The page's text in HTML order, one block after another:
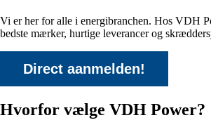
Vi er her for alle i energibranchen. Hos VDH
bedste mærker, hurtige leverancerog
Direct aanmelden!
Hvorfor vælge VDH Power?